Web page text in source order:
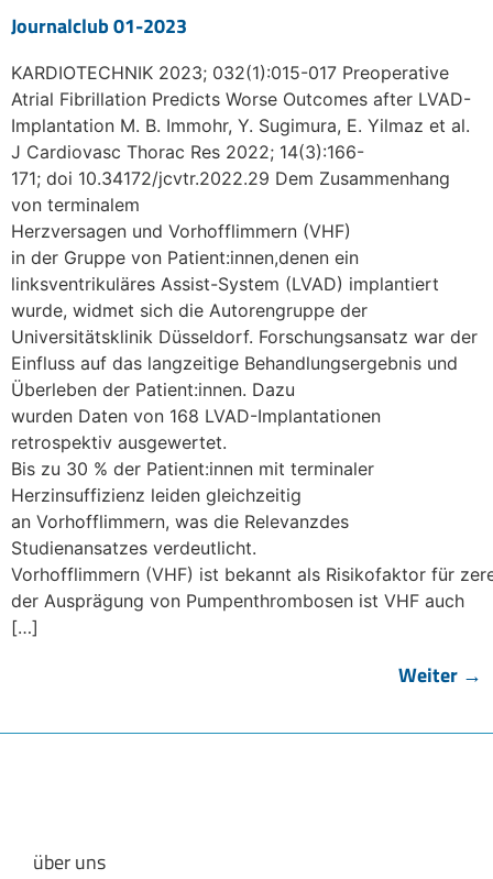
Journalclub 01-2023
KARDIOTECHNIK 2023; 032(1):015-017 Preoperative
Atrial Fibrillation Predicts Worse Outcomes after LVAD-
Implantation M. B. Immohr, Y. Sugimura, E. Yilmaz et al.
J Cardiovasc Thorac Res 2022; 14(3):166-
171; doi 10.34172/jcvtr.2022.29 Dem Zusammenhang
von terminalem
Herzversagen und Vorhofflimmern (VHF)
in der Gruppe von Patient:innen,denen ein
linksventrikuläres Assist-System (LVAD) implantiert
wurde, widmet sich die Autorengruppe der
Universitätsklinik Düsseldorf. Forschungsansatz war der
Einfluss auf das langzeitige Behandlungsergebnis und
Überleben der Patient:innen. Dazu
wurden Daten von 168 LVAD-Implantationen
retrospektiv ausgewertet.
Bis zu 30 % der Patient:innen mit terminaler
Herzinsuffizienz leiden gleichzeitig
an Vorhofflimmern, was die Relevanzdes
Studienansatzes verdeutlicht.
Vorhofflimmern (VHF) ist bekannt als Risikofaktor für
der Ausprägung von Pumpenthrombosen ist VHF auch
[…]
Weiter →
über uns